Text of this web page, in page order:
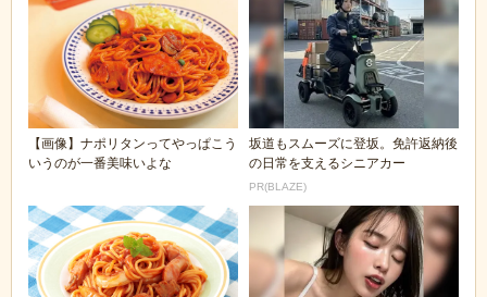
【画像】ナポリタンってやっぱこう
いうのが一番美味いよな
坂道もスムーズに登坂。免許返納後
の日常を支えるシニアカー
PR(BLAZE)